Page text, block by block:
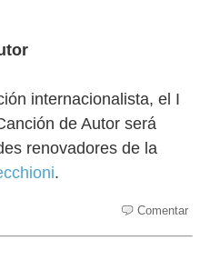
internacionalista, el I
de Autor será
renovadores de la
.
Comentar